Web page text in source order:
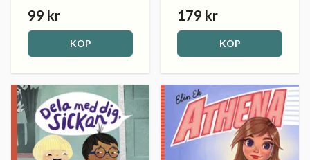
99 kr
KÖP
179 kr
KÖP